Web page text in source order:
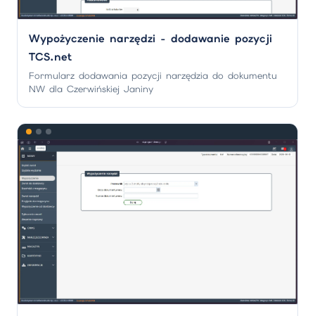
Wypożyczenie narzędzi - dodawanie pozycji
TCS.net
Formularz dodawania pozycji narzędzia do dokumentu
NW dla Czerwińskiej Janiny